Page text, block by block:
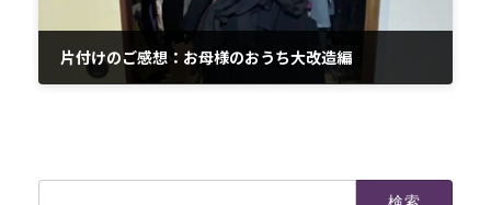
片付けのご感想：お母様のおうち大改造編